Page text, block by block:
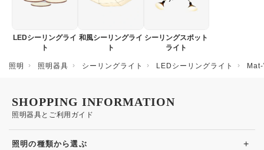
LEDシーリングライ
ト
和風シーリングライ
ト
シーリングスポット
ライト
照明 照明器具 シーリングライト LEDシーリングライト
照明器具とご利用ガイド
SHOPPING INFORMATION
照明の種類から選ぶ +